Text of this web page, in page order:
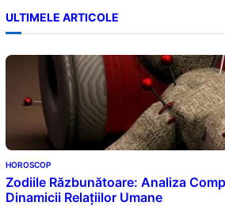
ULTIMELE ARTICOLE
HOROSCOP
Zodiile Răzbunătoare: Analiza
Dinamicii Relațiilor Umane